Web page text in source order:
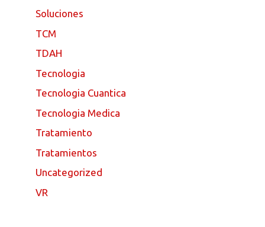
Soluciones
TCM
TDAH
Tecnologia
Tecnologia Cuantica
Tecnologia Medica
Tratamiento
Tratamientos
Uncategorized
VR